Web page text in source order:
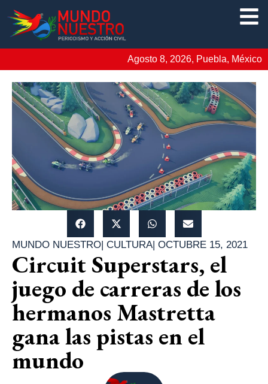
Agosto 8, 2026, Puebla, México
MUNDO NUESTRO| CULTURA| OCTUBRE 15, 2021
Circuit Superstars, el
juego de carreras de los
hermanos Mastretta
gana las pistas en el
mundo